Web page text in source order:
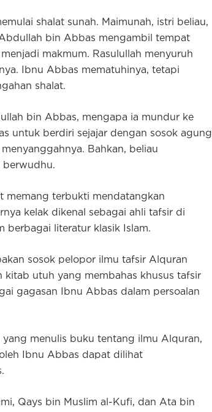
shalat sunah. Maimunah, istri beliau,
bin Abbas mengambil tempat
makmum. Rasulullah menyuruh
Ibnu Abbas mematuhinya, tetapi
shalat.
bin Abbas, mengapa ia mundur ke
untuk berdiri sejajar dengan sosok agung
Bahkan, beliau
berwudhu.
memang terbukti mendatangkan
kelak dikenal sebagai ahli tafsir di
berbagai literatur klasik Islam.
sosok pelopor ilmu tafsir Alquran
kitab utuh yang membahas khusus tafsir
gagasan Ibnu Abbas dalam persoalan
yang menulis buku tentang ilmu Alquran,
Ibnu Abbas dapat dilihat
Qays bin Muslim al-Kufi, dan Ata bin